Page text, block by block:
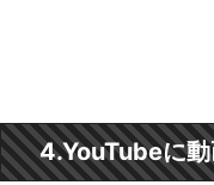
4.YouTubeに